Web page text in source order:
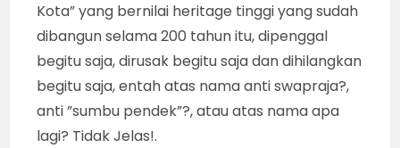
Kota” yang bernilai heritage tinggi yang sudah
dibangun selama 200 tahun itu, dipenggal
begitu saja, dirusak begitu saja dan dihilangkan
begitu saja, entah atas nama anti swapraja?,
anti ”sumbu pendek”?, atau atas nama apa
lagi? Tidak Jelas!.